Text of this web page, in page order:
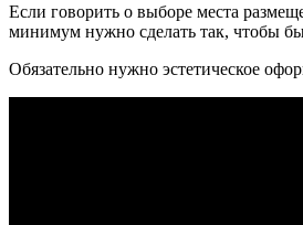
Если говорить о выборе места
минимум нужно сделать так, чтобы
Обязательно нужно эстетическое